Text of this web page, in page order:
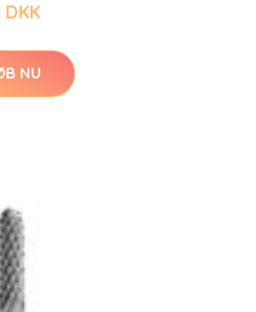
DKK
NU